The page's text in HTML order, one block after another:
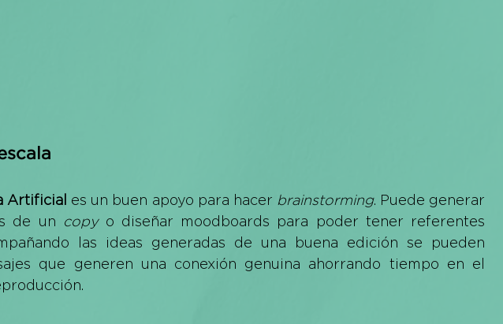
Artificial es un buen apoyo para hacer brainstorming. Puede generar
de un
copy o diseñar moodboards para poder tener referentes
las ideas generadas de una buena edición se pueden
que generen una conexión genuina ahorrando tiempo en el